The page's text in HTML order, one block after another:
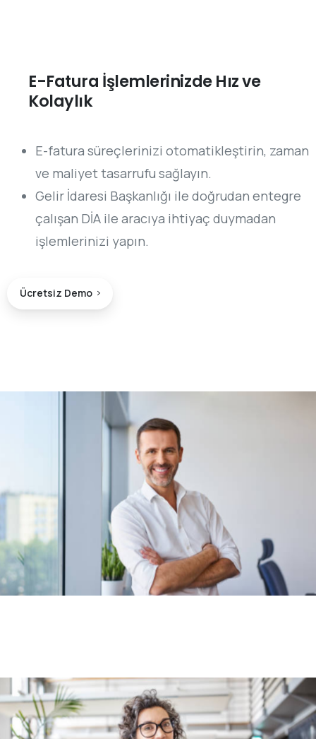
E-Fatura İşlemlerinizde Hız ve
Kolaylık
E-fatura süreçlerinizi otomatikleştirin, zaman
ve maliyet tasarrufu sağlayın.
Gelir İdaresi Başkanlığı ile doğrudan entegre
çalışan DİA ile aracıya ihtiyaç duymadan
işlemlerinizi yapın.
Ücretsiz Demo